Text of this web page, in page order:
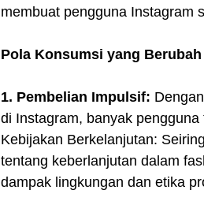
membuat pengguna Instagram
Pola Konsumsi yang Berubah
1. Pembelian Impulsif:
di Instagram, banyak
Kebijakan Berkelanjutan:
tentang keberlanjutan dalam
dampak lingkungan dan etika